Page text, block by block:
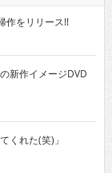
作をリリース!!
新作イメージDVD
くれた(笑)」